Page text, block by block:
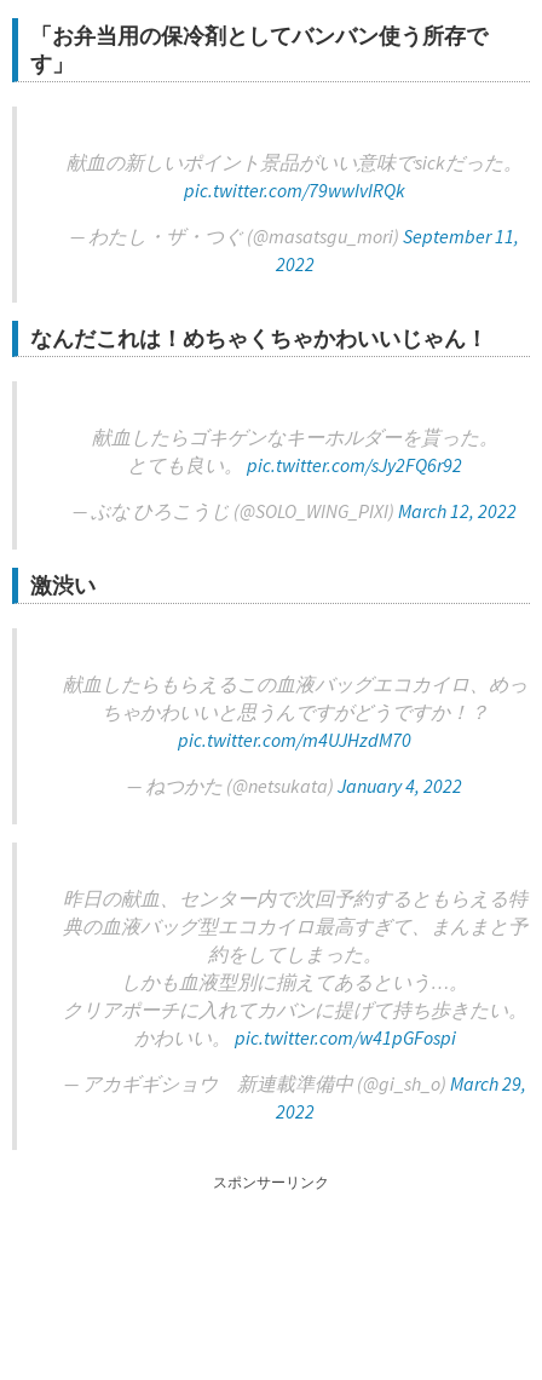
「お弁当用の保冷剤としてバンバン使う所存で
す」
献血の新しいポイント景品がいい意味でsickだった。
pic.twitter.com/79wwIvIRQk
— わたし・ザ・つぐ (@masatsgu_mori) September 11,
2022
なんだこれは！めちゃくちゃかわいいじゃん！
献血したらゴキゲンなキーホルダーを貰った。
とても良い。 pic.twitter.com/sJy2FQ6r92
— ぶな ひろこうじ (@SOLO_WING_PIXI) March 12, 2022
激渋い
献血したらもらえるこの血液バッグエコカイロ、めっ
ちゃかわいいと思うんですがどうですか！？
pic.twitter.com/m4UJHzdM70
— ねつかた (@netsukata) January 4, 2022
昨日の献血、センター内で次回予約するともらえる特
典の血液バッグ型エコカイロ最高すぎて、まんまと予
約をしてしまった。
しかも血液型別に揃えてあるという…。
クリアポーチに入れてカバンに提げて持ち歩きたい。
かわいい。 pic.twitter.com/w41pGFospi
— アカギギショウ 新連載準備中 (@gi_sh_o) March 29,
2022
スポンサーリンク